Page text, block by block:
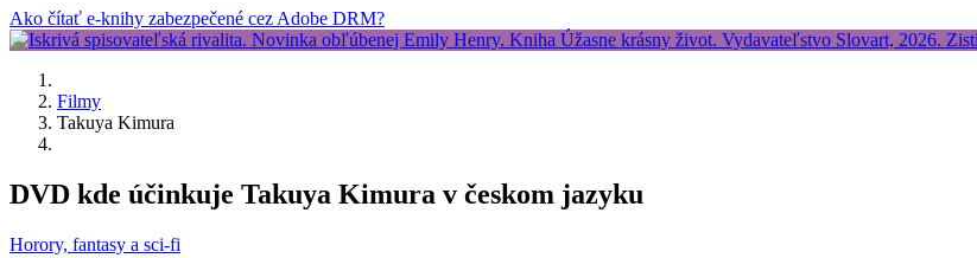
Ako čítať e-knihy zabezpečené cez Adobe DRM?
Filmy
Takuya Kimura
DVD kde účinkuje Takuya Kimura v českom jazyku
Horory, fantasy a sci-fi